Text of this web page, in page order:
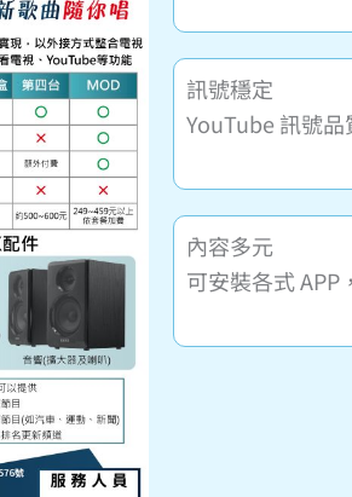
訊號穩定
YouTube 訊號
內容多元
可安裝各式 APP